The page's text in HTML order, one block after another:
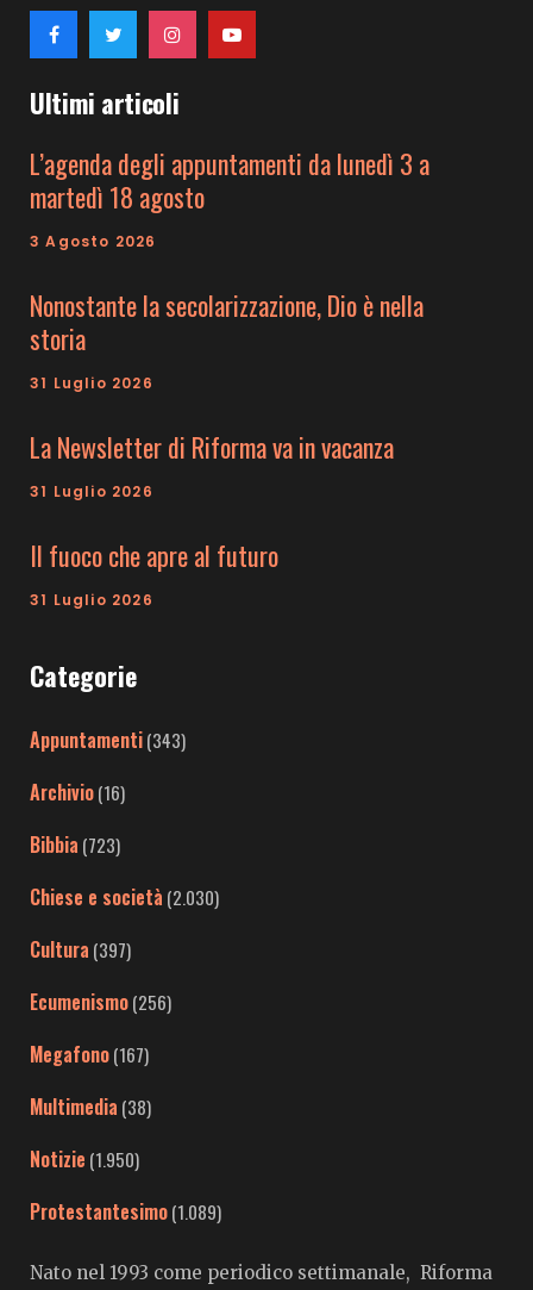
Ultimi articoli
L’agenda degli appuntamenti da lunedì 3 a
martedì 18 agosto
3 Agosto 2026
Nonostante la secolarizzazione, Dio è nella
storia
31 Luglio 2026
La Newsletter di Riforma va in vacanza
31 Luglio 2026
Il fuoco che apre al futuro
31 Luglio 2026
Categorie
Appuntamenti(343)
Archivio(16)
Bibbia (723)
Chiese e società (2.030)
Cultura (397)
Ecumenismo(256)
Megafono(167)
Multimedia (38)
Notizie (1.950)
Protestantesimo(1.089)
Nato nel 1993 come periodico settimanale, Riforma